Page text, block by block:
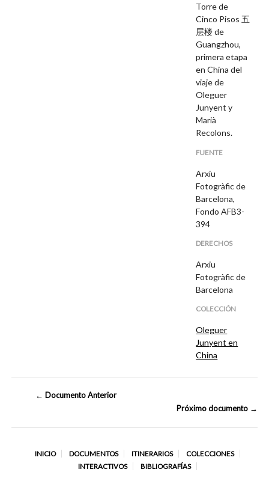
Torre de
Cinco Pisos 五
层楼 de
Guangzhou,
primera etapa
en China del
viaje de
Oleguer
Junyent y
Marià
Recolons.
FUENTE
Arxiu
Fotogràfic de
Barcelona,
Fondo AFB3-
394
DERECHOS
Arxiu
Fotogràfic de
Barcelona
COLECCIÓN
Oleguer
Junyent en
China
← Documento Anterior
Próximo documento →
INICIO DOCUMENTOS ITINERARIOS
COLECCIONES
INTERACTIVOS
BIBLIOGRAFÍAS